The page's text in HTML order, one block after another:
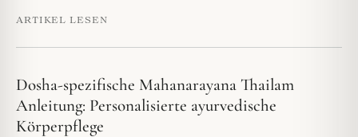
ARTIKEL LESEN
Dosha-spezifische Mahanarayana Thailam
Anleitung: Personalisierte ayurvedische
Körperpflege